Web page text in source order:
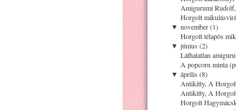
Amigurumi
Horgolt
▼ november (1)
Horgolt télapós
▼ június (2)
Láthatatlan
A popcorn minta
▼ április (8)
Antikitty, A
Antikitty, A
Horgolt